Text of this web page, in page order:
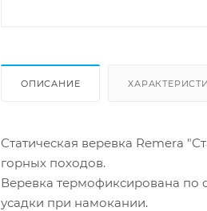
ОПИСАНИЕ
Статическая веревка Remera
горных походов.
Веревка термофиксирована по
усадки при намокании.